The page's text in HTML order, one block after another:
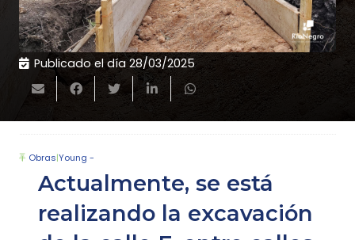
Publicado el día28/03/2025
Obras|Young -
Actualmente, se está
realizando la excavación